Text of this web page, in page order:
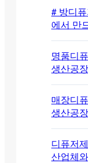
# 방디
에서 만
명품디
생산공
매장디
생산공
디퓨저
산업체